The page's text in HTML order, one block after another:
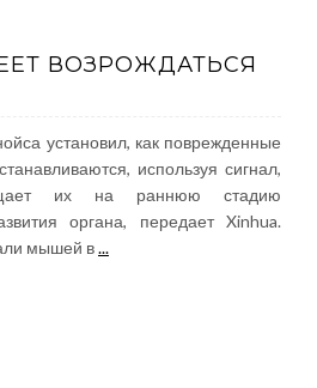
ВОЗРОЖДАТЬСЯ
установил, как поврежденные
используя сигнал,
их на раннюю стадию
органа, передает Xinhua.
мышей в...